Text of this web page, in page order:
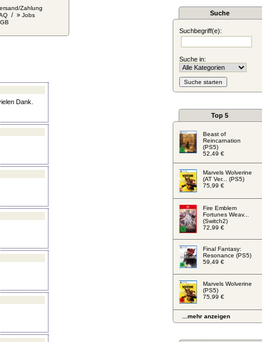
Zahlung
/ » Jobs
Dank.
Suche
Suchbegriff(e):
Suche in:
Top 5
Beast of
Reincarnation
(PS5)
52,49 €
Marvels Wolverine
(AT Ver... (PS5)
75,99 €
Fire Emblem
Fortunes Weav...
(Switch2)
72,99 €
Final Fantasy:
Resonance (PS5)
59,49 €
Marvels Wolverine
(PS5)
75,99 €
...mehr anzeigen